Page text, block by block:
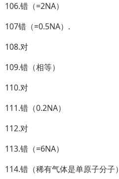
106.错（=2NA）
107错（=0.5NA）.
108.对
109.错（相等）
110.对
111.错（0.2NA）
112.对
113.错（=6NA）
114.错（稀有气体是单原子分子）